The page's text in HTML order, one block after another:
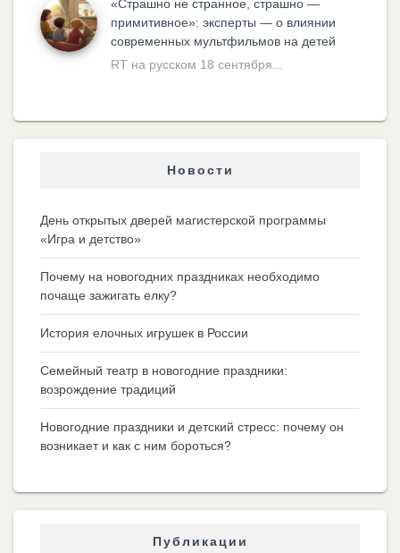
«Cтрашно не странное, страшно —
примитивное»: эксперты — о влиянии
современных мультфильмов на детей
RT на русском 18 сентября...
Новости
День открытых дверей магистерской программы
«Игра и детство»
Почему на новогодних праздниках необходимо
почаще зажигать елку?
История елочных игрушек в России
Семейный театр в новогодние праздники:
возрождение традиций
Новогодние праздники и детский стресс: почему он
возникает и как с ним бороться?
Публикации